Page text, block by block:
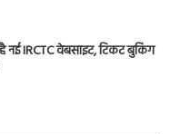
नई IRCTC वेबसाइट, टिकट बुकिंग